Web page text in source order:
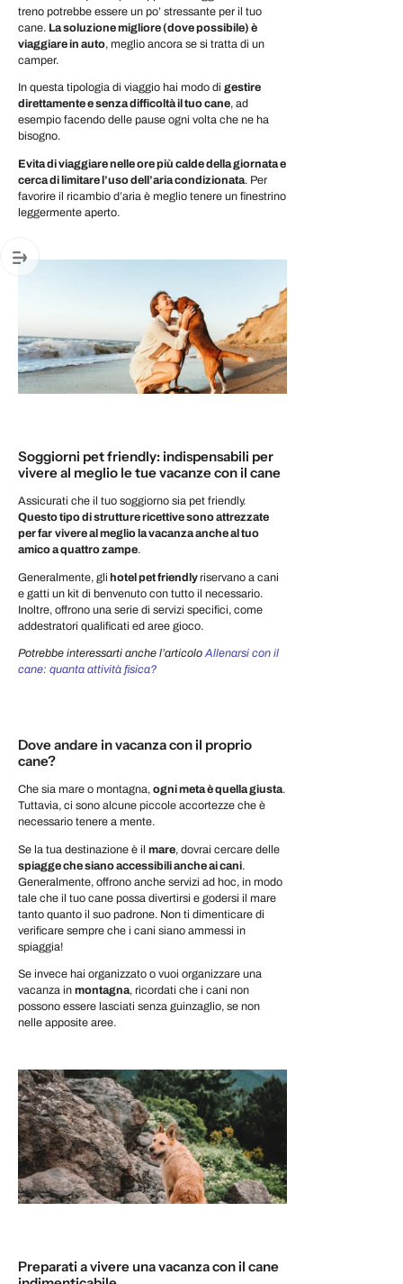
treno potrebbe essere un po’ stressante per il tuo
cane. La soluzione migliore (dove possibile) è
viaggiare in auto, meglio ancora se si tratta di un
camper.
In questa tipologia di viaggio hai modo di gestire
direttamente e senza difficoltà il tuo cane, ad
esempio facendo delle pause ogni volta che ne ha
bisogno.
Evita di viaggiare nelle ore più calde della giornata e
cerca di limitare l’uso dell’aria condizionata. Per
favorire il ricambio d’aria è meglio tenere un finestrino
leggermente aperto.
Soggiorni pet friendly: indispensabili per
vivere al meglio le tue vacanze con il cane
Assicurati che il tuo soggiorno sia pet friendly.
Questo tipo di strutture ricettive sono attrezzate
per far vivere al meglio la vacanza anche al tuo
amico a quattro zampe.
Generalmente, gli hotel pet friendlyriservano a cani
e gatti un kit di benvenuto con tutto il necessario.
Inoltre, offrono una serie di servizi specifici, come
addestratori qualificati ed aree gioco.
Potrebbe interessarti anche l’articoloAllenarsi con il
cane: quanta attività fisica?
Dove andare in vacanza con il proprio
cane?
Che sia mare o montagna, ogni meta è quella giusta.
Tuttavia, ci sono alcune piccole accortezze che è
necessario tenere a mente.
Se la tua destinazione è il mare, dovrai cercare delle
spiagge che siano accessibili anche ai cani.
Generalmente, offrono anche servizi ad hoc, in modo
tale che il tuo cane possa divertirsi e godersi il mare
tanto quanto il suo padrone. Non ti dimenticare di
verificare sempre che i cani siano ammessi in
spiaggia!
Se invece hai organizzato o vuoi organizzare una
vacanza in montagna, ricordati che i cani non
possono essere lasciati senza guinzaglio, se non
nelle apposite aree.
Preparati a vivere una vacanza con il cane